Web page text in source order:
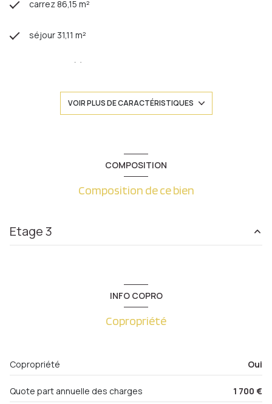
carrez 86,15 m²
séjour 31,11 m²
2 chambre(s)
Chauffage trad_format_chauff_urbain : radiateur
exposition Sud
ascenseur
VOIR PLUS DE CARACTÉRISTIQUES
COMPOSITION
Composition de ce bien
Etage 3
chambre
chambre
11.06 m²
INFO COPRO
Copropriété
Copropriété Oui
Quote part annuelle des charges 1 700 €